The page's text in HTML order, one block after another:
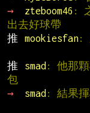
→
zteboom46 :
出去好球帶
推
mookiesfan:
推
smad : 他那顆
包
→
smad : 結果揮